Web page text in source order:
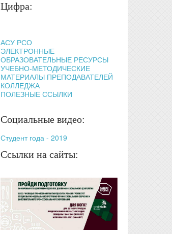
Цифра:
АСУ РСО
ЭЛЕКТРОННЫЕ
ОБРАЗОВАТЕЛЬНЫЕ РЕСУРСЫ
УЧЕБНО-МЕТОДИЧЕСКИЕ
МАТЕРИАЛЫ ПРЕПОДАВАТЕЛЕЙ
КОЛЛЕДЖА
ПОЛЕЗНЫЕ ССЫЛКИ
Социальные видео:
Студент года - 2019
Ссылки на сайты: